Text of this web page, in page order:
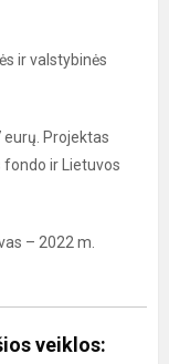
ir valstybinės
eurų. Projektas
fondo ir Lietuvos
– 2022 m.
veiklos: